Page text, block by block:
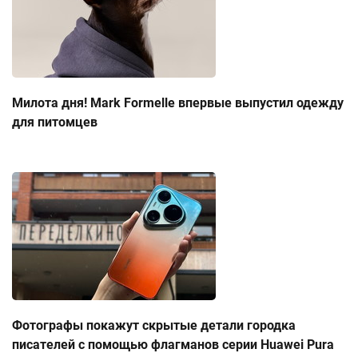
Милота дня! Mark Formelle впервые выпустил одежду
для питомцев
Фотографы покажут скрытые детали городка
писателей с помощью флагманов серии Huawei Pura